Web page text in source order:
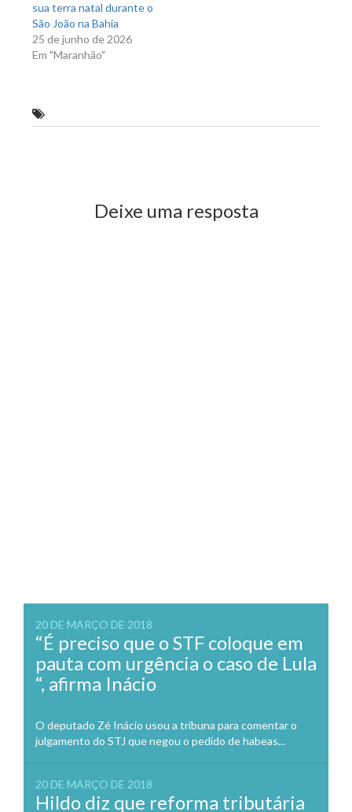
sua terra natal durante o
São João na Bahia
25 de junho de 2026
Em "Maranhão"
Deixe uma resposta
20 DE MARÇO DE 2018
“É preciso que o STF coloque em
pauta com urgência o caso de Lula
“, afirma Inácio
O deputado Zé Inácio usou a tribuna para comentar o
julgamento do STJ que negou o pedido de habeas...
20 DE MARÇO DE 2018
Hildo diz que reforma tributária